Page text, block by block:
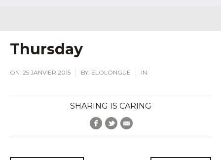
Thursday
ON: 25 JANVIER 2015 BY: ELOLONGUE IN:
SHARING IS CARING
Facebook
TwitterE-Mail